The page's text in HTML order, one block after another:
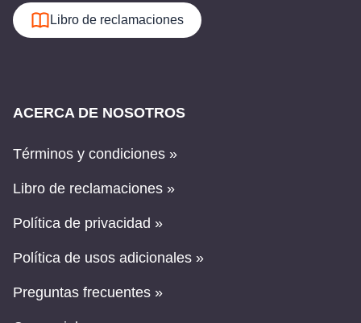
Libro de reclamaciones
ACERCA DE NOSOTROS
Términos y condiciones »
Libro de reclamaciones »
Política de privacidad »
Política de usos adicionales »
Preguntas frecuentes »